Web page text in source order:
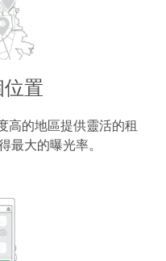
置
高的地區提供靈活的租
最大的曝光率。